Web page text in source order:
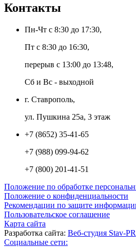
Контакты
Пн-Чт с 8:30 до 17:30,
Пт с 8:30 до 16:30,
перерыв с 13:00 до 13:48,
Сб и Вс - выходной
г. Ставрополь,
ул. Пушкина 25а, 3 этаж
+7 (8652) 35-41-65
+7 (988) 099-94-62
+7 (800) 201-41-51
Положение по обработке
Положение о конфиденциальности
Рекомендации по защите
Пользовательское соглашение
Карта сайта
Разработка сайта: Веб-студия Stav-PR
Социальные сети: